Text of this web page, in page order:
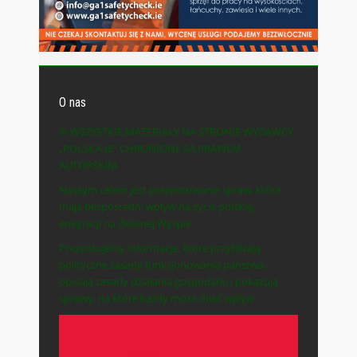
O nas
© WSZYSTKIE MATERIAŁY NA STRONIE WYDAWCY
„POLSKA-IE” CHRONIONE SĄ PRAWEM
AUTORSKIM.
Naszym celem jest prezentowanie spraw, które
mają bezpośredni wpływ na życie polskiej
emigracji na Zielonej Wyspie.
Prezentujemy informacje, które przybliżają
polityczne zasady funkcjonowania państwa,
opisują zasady działania gospodarki i pokazują
sprawy, na które każdy może mieć wpływ.